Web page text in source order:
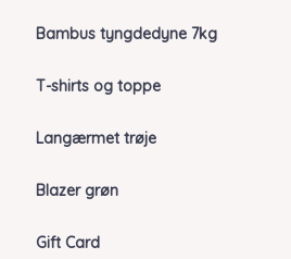
Bambus tyngdedyne 7kg
T-shirts og toppe
Langærmet trøje
Blazer grøn
Gift Card